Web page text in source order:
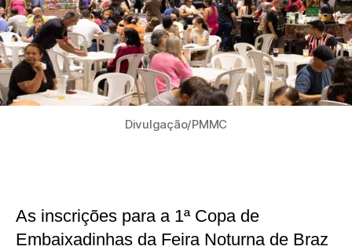
Divulgação/PMMC
As inscrições para a 1ª Copa de
Embaixadinhas da Feira Noturna de Braz